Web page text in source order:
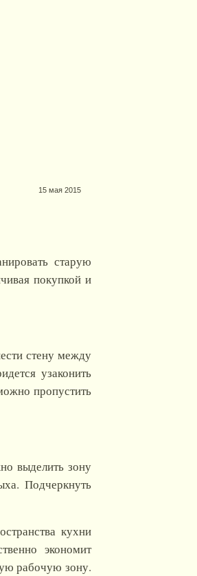
15 мая 2015
старую
покупкой и
стену между
узаконить
пропустить
выделить зону
Подчеркнуть
кухни
экономит
рабочую зону.